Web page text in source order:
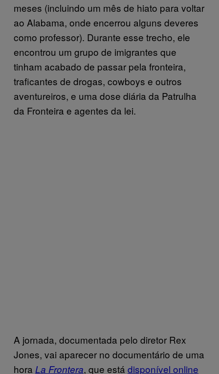
meses (incluindo um mês de hiato para voltar
ao Alabama, onde encerrou alguns deveres
como professor). Durante esse trecho, ele
encontrou um grupo de imigrantes que
tinham acabado de passar pela fronteira,
traficantes de drogas, cowboys e outros
aventureiros, e uma dose diária da Patrulha
da Fronteira e agentes da lei.
A jornada, documentada pelo diretor Rex
Jones, vai aparecer no documentário de uma
hora La Frontera, que está disponível online